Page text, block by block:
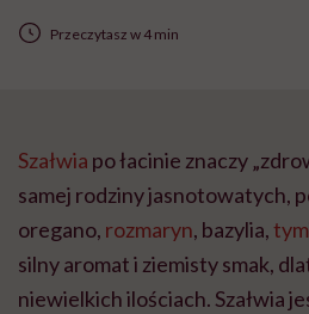
Przeczytasz w 4 min
Szałwia po łacinie znaczy
samej rodziny jasnotowatych,
oregano, rozmaryn, bazylia,
silny aromat i ziemisty smak,
niewielkich ilościach. Szałwia